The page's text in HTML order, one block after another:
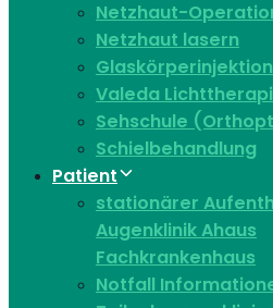
Netzhaut-
Netzhaut lasern
Valeda
Sehschule
Schielbehandlung
Patient
stationärer
Augenklinik Ahaus
Fachkrankenhaus
Notfall